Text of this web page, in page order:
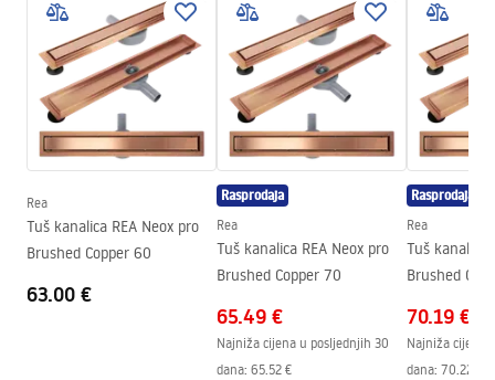
Materiał odpływu
Stal nierdzewna AISI 304
Boja
Svijetlo zlato
Vrsta maske
jednostrano lijepljenje pločice
Przepustowość
0,45 l/s
Powłoka
Nano Flex
Jamstvo
120 meseci za čeličnu
konstrukciju, 24 meseca za
ostale elemente
Montažne upute
LINEAR-3.pdf
Rea
Tuš kanalica REA Neox pro
Brushed Copper 60
63.00 €
Rasprodaja
Rea
Tuš kanalica REA Neox pro
Brushed Copper 70
65.49 €
Najniža cijena u posljednjih 30
dana: 65.52 €
Rasprodaja
Rea
Tuš kanalica
Brushed
70.19 €
Najniža cijena
dana: 70.22 €